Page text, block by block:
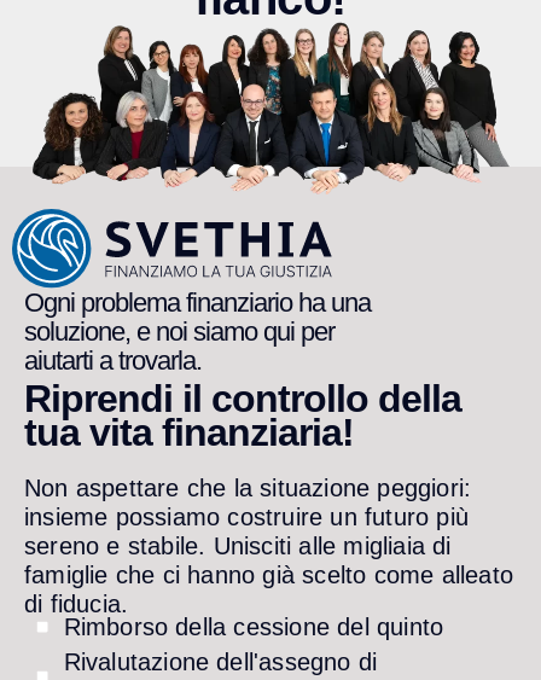
Ogni problema finanziario ha una
soluzione, e noi siamo qui per
aiutarti a trovarla.
Riprendi il controllo della
tua vita finanziaria!
Non aspettare che la situazione peggiori:
insieme possiamo costruire un futuro più
sereno e stabile. Unisciti alle migliaia di
famiglie che ci hanno già scelto come alleato
di fiducia.
Rimborso della cessione del quinto
Rivalutazione dell'assegno di